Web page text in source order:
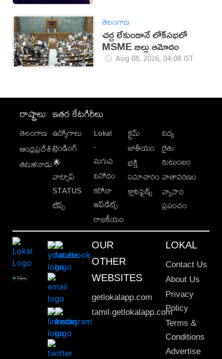
తెలంగాణ
చర్చ లేకుండానే లోక్‌సభలో
MSME బిల్లు ఆమోదం
Aug 08, 2026, 04:08 IST
రాష్ట్రాలు
తెలంగాణ
ఆంధ్రప్రదేశ్
తమిళనాడు
ఇతర కేటగిరీలు
ఉద్యోగాలు
ట్రెండింగ్
🌟
వాట్సాప్
STATUS
టిప్స్
Lokal
-
మగువ
వినోదం
కరోనా
అప్‌డేట్స్
రాజకీయం
క్రైమ్
జాతీయం
భక్తి
సమాచారం
క్లాసిఫైడ్స్
విద్య
రైతు
కుటుంబం
వాతావరణం
వ్యాపార
ప్రపంచం
OUR
OTHER
WEBSITES
getlokalapp.com
tamil.getlokalapp.com
LOKAL
Contact Us
About Us
Privacy
Policy
Terms &
Conditions
Advertise